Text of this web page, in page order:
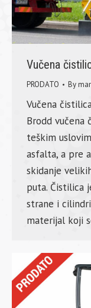
Vučena
PRODATO By
Vučena
Brodd vučena
teškim
asfalta, a pre
skidanje
puta. Čistilica
strane i
materijal koji